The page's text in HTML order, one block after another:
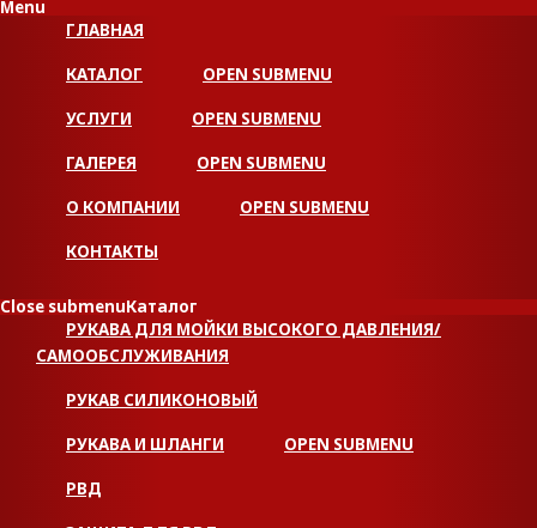
Menu
ГЛАВНАЯ
КАТАЛОГ OPEN SUBMENU
УСЛУГИ OPEN SUBMENU
ГАЛЕРЕЯ OPEN SUBMENU
О КОМПАНИИ OPEN SUBMENU
КОНТАКТЫ
Close submenuКаталог
РУКАВА ДЛЯ МОЙКИ ВЫСОКОГО ДАВЛЕНИЯ/
САМООБСЛУЖИВАНИЯ
РУКАВ СИЛИКОНОВЫЙ
РУКАВА И ШЛАНГИ OPEN SUBMENU
РВД